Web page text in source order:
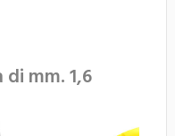
mm. 1,6